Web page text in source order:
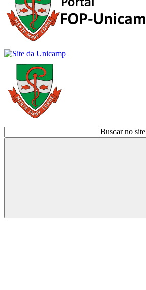
Buscar no site
Buscar